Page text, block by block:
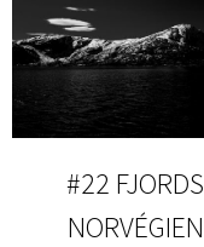
#22 FJORDS
NORVÉGIEN